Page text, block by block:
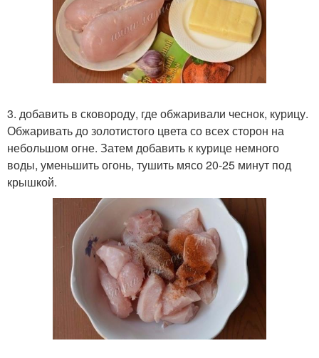
3. добавить в сковороду, где обжаривали чеснок, курицу.
Обжаривать до золотистого цвета со всех сторон на
небольшом огне. Затем добавить к курице немного
воды, уменьшить огонь, тушить мясо 20-25 минут под
крышкой.